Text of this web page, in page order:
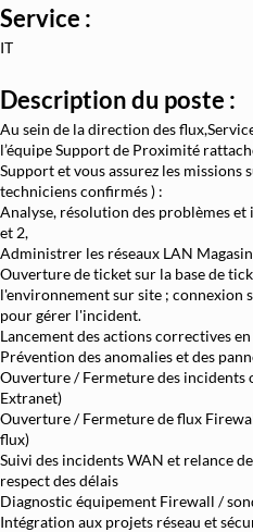
Service :
IT
Description du poste :
Au sein de la direction des
l’équipe Support de Proximité
Support et vous assurez les missions
techniciens confirmés ) :
Analyse, résolution des problèmes et
et 2,
Administrer les réseaux LAN
Ouverture de ticket sur la base de
l'environnement sur site ; connexion
pour gérer l'incident.
Lancement des actions correctives
Prévention des anomalies et des
Ouverture / Fermeture des incidents
Extranet)
Ouverture / Fermeture de flux
flux)
Suivi des incidents WAN et relance
respect des délais
Diagnostic équipement Firewall /
Intégration aux projets réseau et